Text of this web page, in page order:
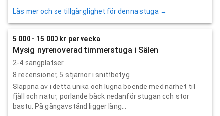
Läs mer och se tillgänglighet för denna stuga →
5 000 - 15 000 kr per vecka
Mysig nyrenoverad timmerstuga i Sälen
2-4 sängplatser
8 recensioner, 5 stjärnor i snittbetyg
Slappna av i detta unika och lugna boende med närhet till
fjäll och natur, porlande bäck nedanför stugan och stor
bastu. På gångavstånd ligger läng...